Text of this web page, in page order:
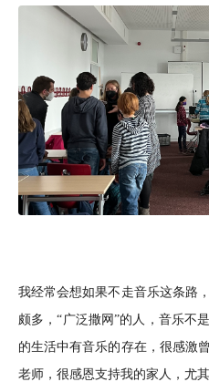
我经常会想如果不走音乐这条路
颇多，“广泛撒网”的人，音乐不
的生活中有音乐的存在，很感激
老师，很感恩支持我的家人，尤其